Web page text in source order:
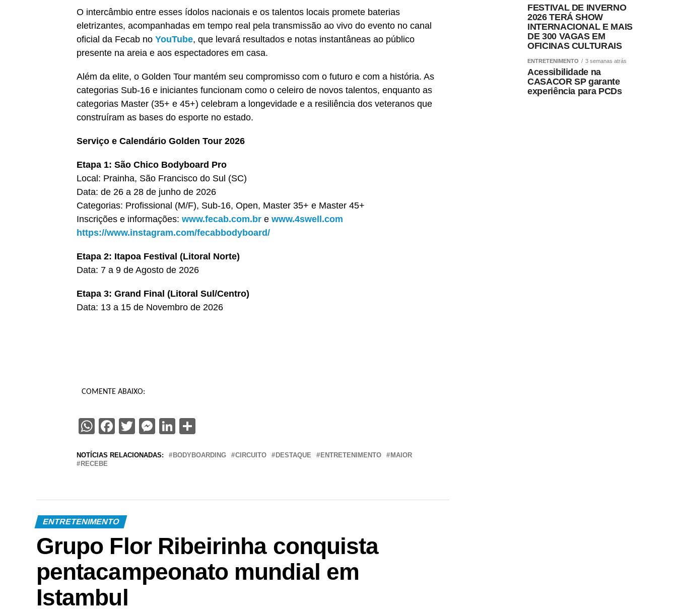
O intercâmbio entre esses ídolos nacionais e os talentos locais promete baterias
eletrizantes, acompanhadas em tempo real pela transmissão ao vivo do evento no canal
oficial da Fecab no YouTube, que levará resultados e notas instantâneas ao público
presente na areia e aos espectadores em casa.
Além da elite, o Golden Tour mantém seu compromisso com o futuro e com a história. As
categorias Sub-16 e iniciantes funcionam como o celeiro de novos talentos, enquanto as
categorias Master (35+ e 45+) celebram a longevidade e a resiliência dos veteranos que
construíram as bases do esporte no estado.
Serviço e Calendário Golden Tour 2026
Etapa 1: São Chico Bodyboard Pro
Local: Prainha, São Francisco do Sul (SC)
Data: de 26 a 28 de junho de 2026
Categorias: Profissional (M/F), Sub-16, Open, Master 35+ e Master 45+
Inscrições e informações: www.fecab.com.br e www.4swell.com
https://www.instagram.com/fecabbodyboard/
Etapa 2: Itapoa Festival (Litoral Norte)
Data: 7 a 9 de Agosto de 2026
Etapa 3: Grand Final (Litoral Sul/Centro)
Data: 13 a 15 de Novembro de 2026
COMENTE ABAIXO:
WhatsApp
Facebook
Twitter
Messenger
LinkedIn
NOTÍCIAS RELACIONADAS: BODYBOARDING CIRCUITO DESTAQUE ENTRETENIMENTO
MAIOR
RECEBE
ENTRETENIMENTO
Grupo Flor Ribeirinha conquista
pentacampeonato mundial em
Istambul
FESTIVAL DE INVERNO
2026 TERÁ SHOW
INTERNACIONAL E MAIS
DE 300 VAGAS EM
OFICINAS CULTURAIS
ENTRETENIMENTO 3 semanas atrás
Acessibilidade na
CASACOR SP garante
experiência para PCDs